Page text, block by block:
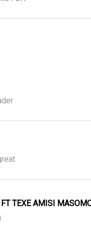
TEXE AMISI